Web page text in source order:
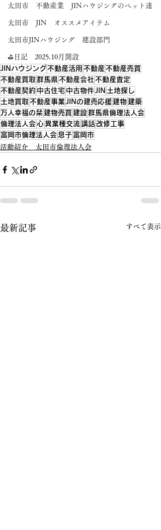
太田市 不動産業 JINハウジングのペット達
太田市 JIN オススメアイテム
太田市JINハウジング 建設部門
⛳日記 2025.10月開設
JINハウジング 不動産活用 不動産不動産売買
不動産買取 群馬県 不動産会社 不動産査定
不動産契約 中古住宅 中古物件JIN 土地探し
土地買取 不動産事業 JINの建売応援 建物 建築
万人幸福の栞 建物売買 建設群馬県倫理法人会
倫理法人会心 異業種交流講話 改修工事
富岡市倫理法人会 息子 富岡市
活動紹介 太田市倫理法人会
最新記事 すべて表示